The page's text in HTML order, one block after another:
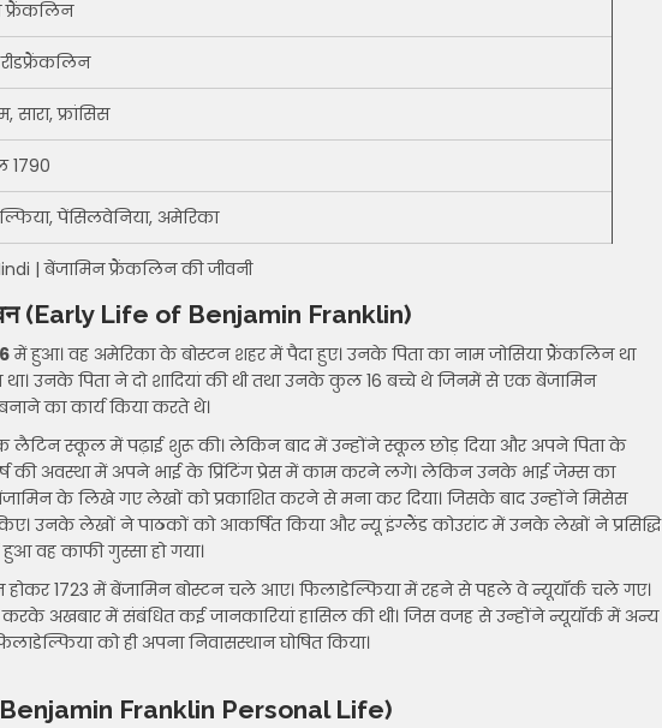
फ्रैंकलिन
फ्रैंकलिन
सारा, फ्रांसिस
1790
पेंसिलवेनिया, अमेरिका
| बेंजामिन फ्रैंकलिन की जीवनी
(Early Life of Benjamin Franklin)
में हुआ। वह अमेरिका के बोस्टन शहर में पैदा हुए। उनके पिता का नाम जोसिया फ्रैंकलिन था
था। उनके पिता ने दो शादियां की थी तथा उनके कुल 16 बच्चे थे जिनमें से एक बेंजामिन
का कार्य किया करते थे।
स्कूल में पढ़ाई शुरू की। लेकिन बाद में उन्होंने स्कूल छोड़ दिया और अपने पिता के
की अवस्था में अपने भाई के प्रिंटिंग प्रेस में काम करने लगे। लेकिन उनके भाई जेम्स का
के लिखे गए लेखों को प्रकाशित करने से मना कर दिया। जिसके बाद उन्होंने मिसेस
उनके लेखों ने पाठकों को आकर्षित किया और न्यू इंग्लैंड कोउरांट में उनके लेखों ने प्रसिद्धि
वह काफी गुस्सा हो गया।
होकर 1723 में बेंजामिन बोस्टन चले आए। फिलाडेल्फिया में रहने से पहले वे न्यूयॉर्क चले गए।
अखबार में संबंधित कई जानकारियां हासिल की थी। जिस वजह से उन्होंने न्यूयॉर्क में अन्य
को ही अपना निवासस्थान घोषित किया।
(Benjamin Franklin Personal Life)